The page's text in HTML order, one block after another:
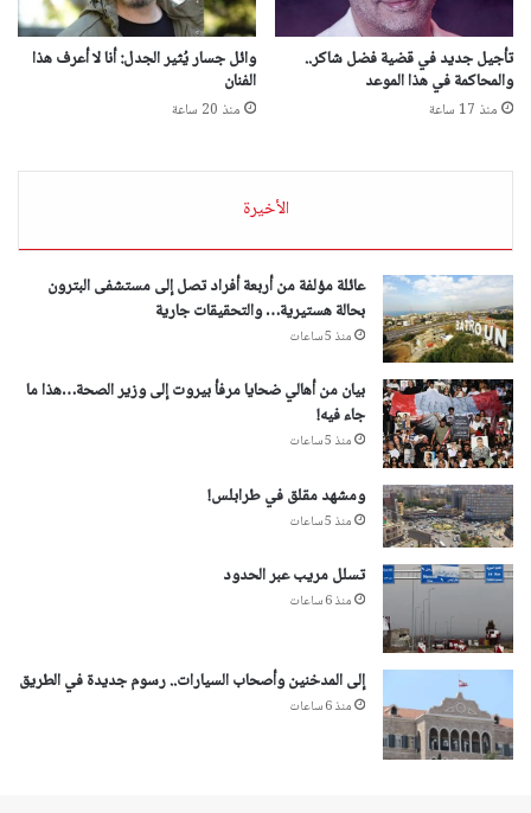
تأجيل جديد في قضية فضل شاكر..
والمحاكمة في هذا الموعد
منذ 17 ساعة
وائل جسار يُثير الجدل: أنا لا أعرف هذا
الفنان
منذ 20 ساعة
الأخيرة
عائلة مؤلفة من أربعة أفراد تصل إلى مستشفى البترون
بحالة هستيرية… والتحقيقات جارية
منذ 5 ساعات
بيان من أهالي ضحايا مرفأ بيروت إلى وزير الصحة…هذا ما
جاء فيه!
منذ 5 ساعات
ومشهد مقلق في طرابلس!
منذ 5 ساعات
تسلل مريب عبر الحدود
منذ 6 ساعات
إلى المدخنين وأصحاب السيارات.. رسوم جديدة في الطريق
منذ 6 ساعات